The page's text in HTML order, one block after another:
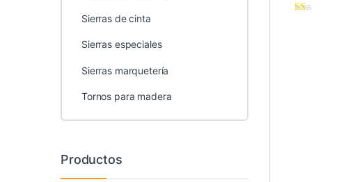
Sierras de cinta
Sierras especiales
Sierras marquetería
Tornos para madera
Productos